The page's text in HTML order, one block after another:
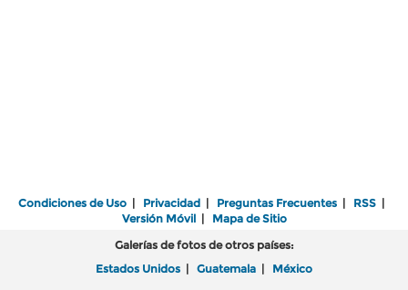
Condiciones de Uso | Privacidad | Preguntas Frecuentes | RSS |
Versión Móvil| Mapa de Sitio
Galerías de fotos de otros países:
Estados Unidos | Guatemala | México